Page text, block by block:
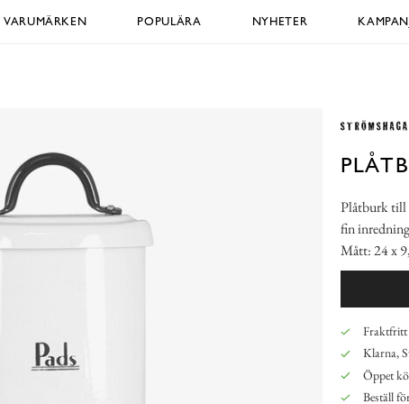
VARUMÄRKEN POPULÄRA NYHETER
Plåtburk till
fin
Mått: 24 x
Fraktfritt
Klarna,
Öppet
Beställ